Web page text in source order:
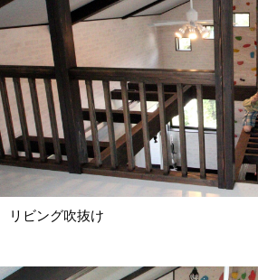
リビング吹抜け